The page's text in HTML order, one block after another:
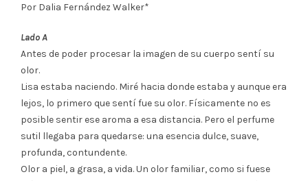
Por Dalia Fernández Walker*
Lado A
Antes de poder procesar la imagen de su cuerpo sentí su
olor.
Lisa estaba naciendo. Miré hacia donde estaba y aunque era
lejos, lo primero que sentí fue su olor. Físicamente no es
posible sentir ese aroma a esa distancia. Pero el perfume
sutil llegaba para quedarse: una esencia dulce, suave,
profunda, contundente.
Olor a piel, a grasa, a vida. Un olor familiar, como si fuese